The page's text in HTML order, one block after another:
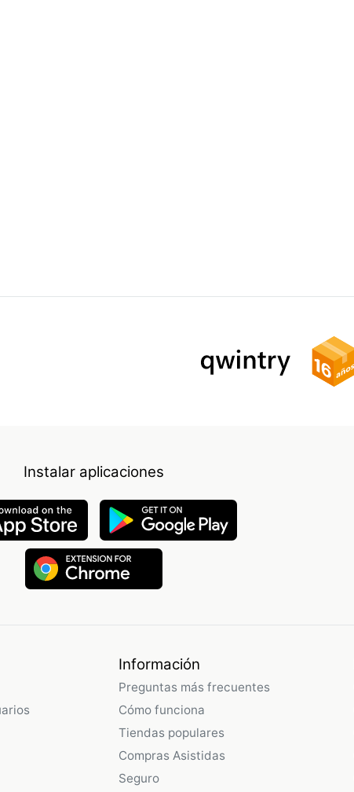
Instalar aplicaciones
Información
Preguntas más frecuentes
Cómo funciona
Tiendas populares
Compras Asistidas
Seguro